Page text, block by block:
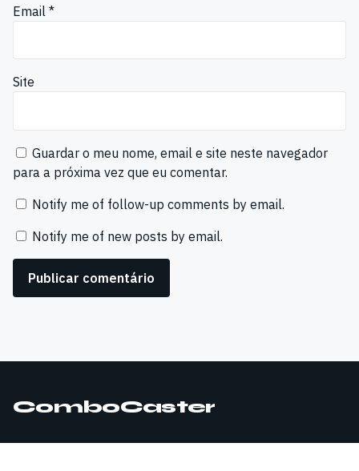
Email *
Site
Guardar o meu nome, email e site neste navegador
para a próxima vez que eu comentar.
Notify me of follow-up comments by email.
Notify me of new posts by email.
ComboCaster